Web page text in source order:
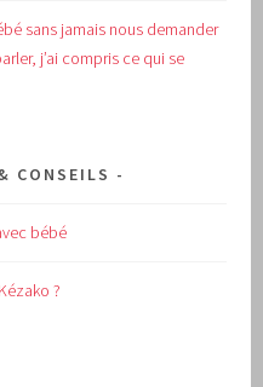
sans jamais nous demander
j’ai compris ce qui se
CONSEILS
bébé
?